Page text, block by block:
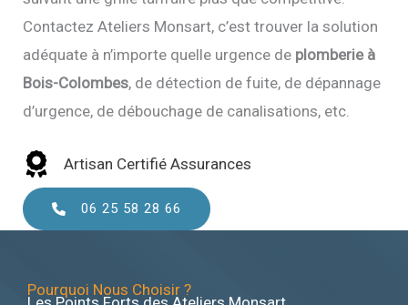
Contactez Ateliers Monsart, c’est trouver la solution
adéquate à n’importe quelle urgence de plomberie à
Bois-Colombes, de détection de fuite, de dépannage
d’urgence, de débouchage de canalisations, etc.
Artisan Certifié Assurances
06 25 58 28 66
Pourquoi Nous Choisir ?